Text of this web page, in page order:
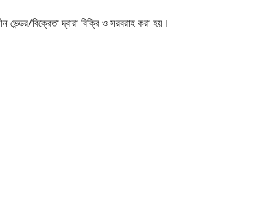
বিক্রেতা দ্বারা বিক্রি ও সরবরাহ করা হয়।